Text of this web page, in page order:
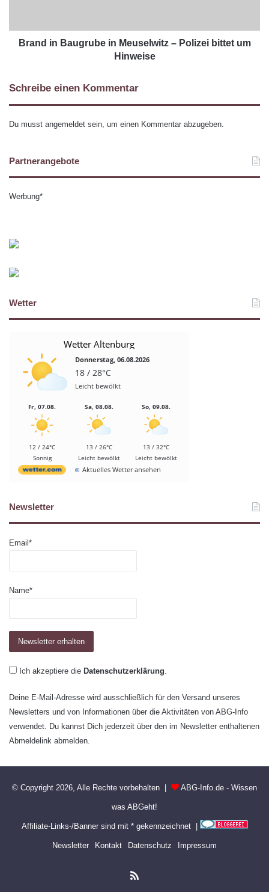
Brand in Baugrube in Meuselwitz – Polizei bittet um
Hinweise
Schreibe einen Kommentar
Du musst angemeldet sein, um einen Kommentar abzugeben.
Partnerangebote
Werbung*
Wetter
Wetter Altenburg
Donnerstag, 06.08.2026
18 / 28°C
Leicht bewölkt
Fr, 07.08.
12 / 24°C
Sonnig
Sa, 08.08.
13 / 26°C
Leicht bewölkt
So, 09.08.
13 / 32°C
Leicht bewölkt
Aktuelles Wetter ansehen
Newsletter
Email*
Name*
Ich akzeptiere die Datenschutzerklärung
Deine E-Mail-Adresse wird ausschließlich für den Versand unseres
Newsletters und von Informationen über die Aktivitäten von ABG-Info
verwendet. Du kannst Dich jederzeit über den im Newsletter enthaltenen
Abmeldelink abmelden.
© Copyright 2026, Alle Rechte vorbehalten | ABG-Info.de - Wissen
was ABGeht!
Affiliate-Links-/Banner sind mit * gekennzeichnet |
Newsletter Kontakt Datenschutz Impressum